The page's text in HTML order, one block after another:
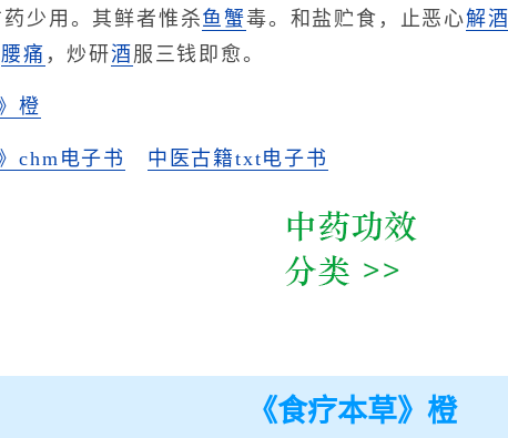
少用。其鲜者惟杀鱼蟹毒。和盐贮食，止恶心解酒
腰痛 ，炒研酒 服三钱即愈。
橙
chm电子书 中医古籍txt电子书
《食疗本草》橙